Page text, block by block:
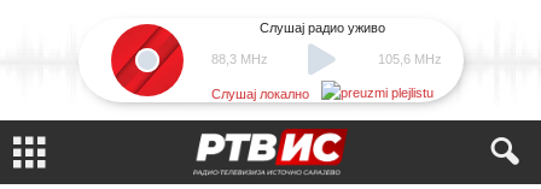
88,3 MHz
Слушај радио уживо
105,6 MHz
Слушај локално